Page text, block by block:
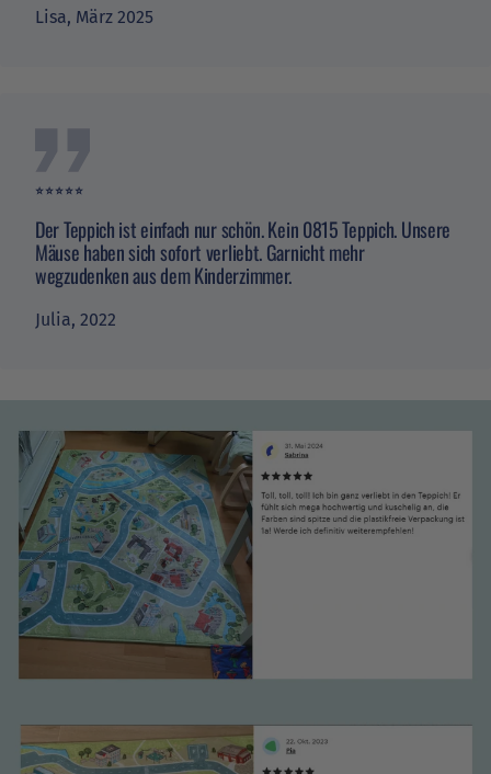
Lisa, März 2025
⭐️⭐️⭐️⭐️⭐️
Der Teppich ist einfach nur schön. Kein 0815 Teppich. Unsere
Mäuse haben sich sofort verliebt. Garnicht mehr
wegzudenken aus dem Kinderzimmer.
Julia, 2022